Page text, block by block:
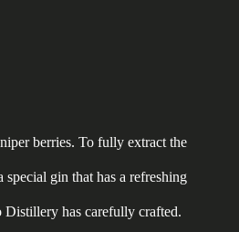
berries. To fully extract the
gin that has a refreshing
Distillery has carefully crafted.